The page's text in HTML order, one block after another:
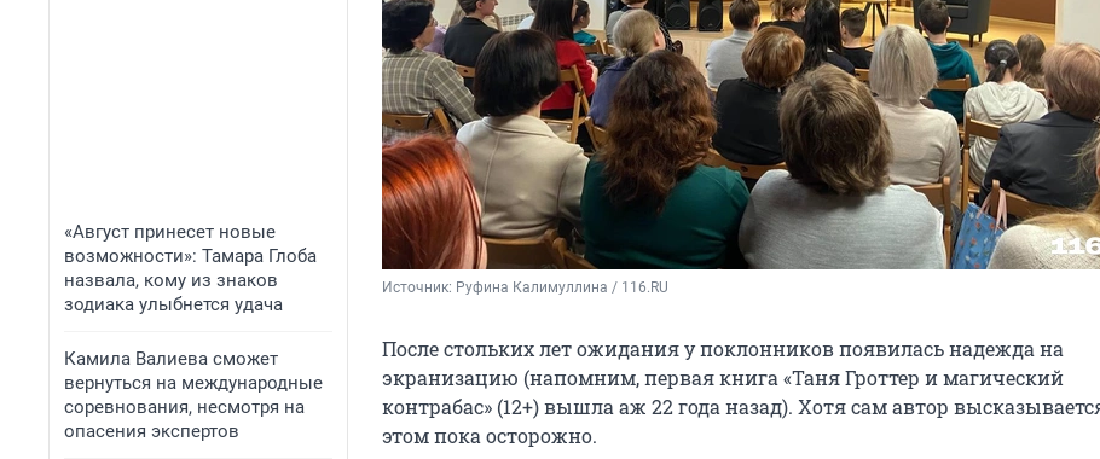
«Август принесет новые
возможности»: Тамара Глоба
назвала, кому из знаков
зодиака улыбнется удача
Камила Валиева сможет
вернуться на международные
соревнования, несмотря на
опасения экспертов
Источник: Руфина Калимуллина / 116.RU
После стольких лет ожидания у поклонников появилась надежда на
экранизацию (напомним, первая книга «Таня Гроттер и магический
контрабас» (12+) вышла аж 22 года назад). Хотя сам автор
этом пока осторожно.